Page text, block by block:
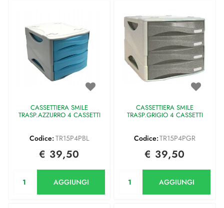
CASSETTIERA SMILE
TRASP.AZZURRO 4 CASSETTI
Codice: TR15P4PBL
€ 39,50
AGGIUNGI
CASSETTIERA SMILE
TRASP.GRIGIO 4 CASSETTI
Codice:TR15P4PGR
€ 39,50
AGGIUNGI